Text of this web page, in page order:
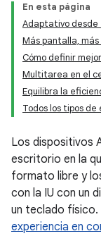
En esta página
Adaptativo desde
Más pantalla,
Cómo definir
Multitarea en el
Equilibra la
Todos los tipos
Los dispositivos
escritorio en la
formato libre y
con la IU con un
un teclado físico.
experiencia en